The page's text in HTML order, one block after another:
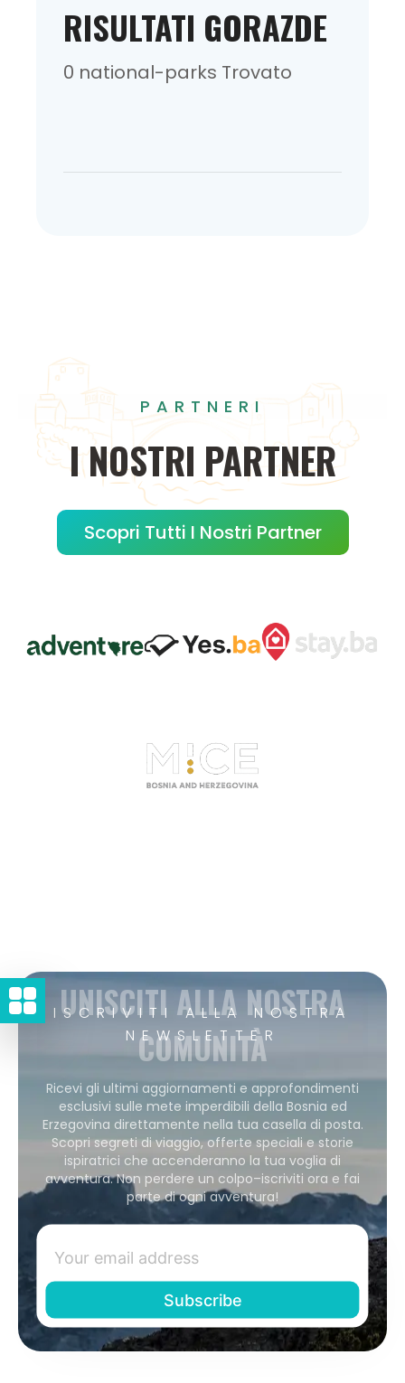
RISULTATI GORAZDE
0 national-parks Trovato
PARTNERI
INOSTRI PARTNER
Scopri Tutti I Nostri Partner
ISCRIVITI ALLA NOSTRA
NEWSLETTER
UNISCITI ALLA NOSTRA
COMUNITÀ
Ricevi gli ultimi aggiornamenti e approfondimenti
esclusivi sulle mete imperdibili della Bosnia ed
Erzegovina direttamente nella tua casella di posta.
Scopri segreti di viaggio, offerte speciali e storie
ispiratrici che accenderanno la tua voglia di
avventura. Non perdere un colpo–iscriviti ora e fai
parte di ogni avventura!